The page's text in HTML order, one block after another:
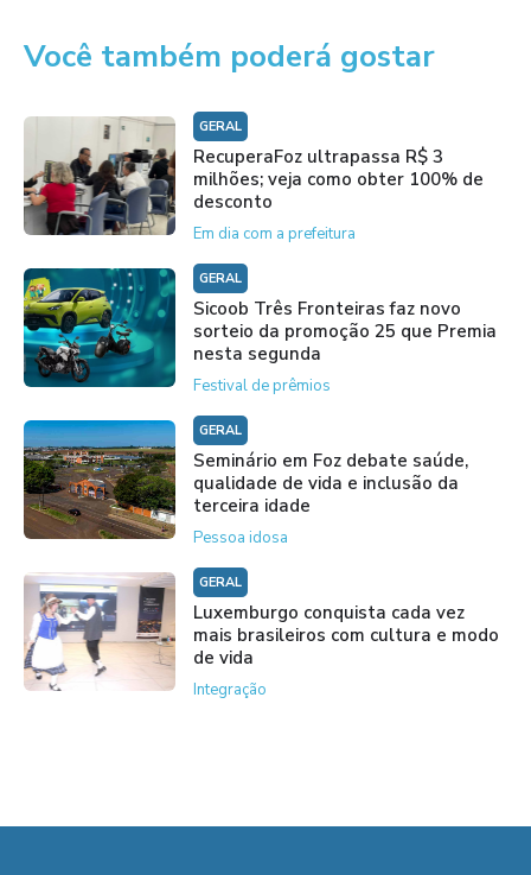
Você também poderá gostar
GERAL
RecuperaFoz ultrapassa R$ 3
milhões; veja como obter 100% de
desconto
Em dia com a prefeitura
GERAL
Sicoob Três Fronteiras faz novo
sorteio da promoção 25 que Premia
nesta segunda
Festival de prêmios
GERAL
Seminário em Foz debate saúde,
qualidade de vida e inclusão da
terceira idade
Pessoa idosa
GERAL
Luxemburgo conquista cada vez
mais brasileiros com cultura e modo
de vida
Integração